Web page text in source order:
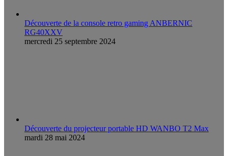
Découverte de la console retro gaming ANBERNIC
RG40XXV
mercredi 25 septembre 2024
Découverte du projecteur portable HD WANBO T2 Max
mardi 28 mai 2024